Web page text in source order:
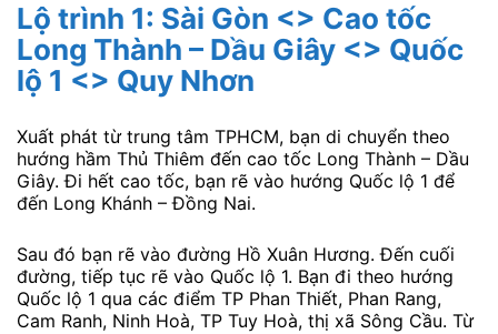
Lộ trình 1: Sài Gòn <> Cao tốc
Long Thành – Dầu Giây <> Quốc
lộ 1 <> Quy Nhơn
Xuất phát từ trung tâm TPHCM, bạn di chuyển theo
hướng hầm Thủ Thiêm đến cao tốc Long Thành – Dầu
Giây. Đi hết cao tốc, bạn rẽ vào hướng Quốc lộ 1 để
đến Long Khánh – Đồng Nai.
Sau đó bạn rẽ vào đường Hồ Xuân Hương. Đến cuối
đường, tiếp tục rẽ vào Quốc lộ 1. Bạn đi theo hướng
Quốc lộ 1 qua các điểm TP Phan Thiết, Phan Rang,
Cam Ranh, Ninh Hoà, TP Tuy Hoà, thị xã Sông Cầu. Từ